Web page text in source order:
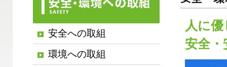
安全への取組
環境への取組
人に
安全